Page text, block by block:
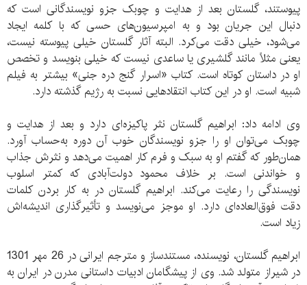
پیوستند، گلستان بعد از هدایت و چوبک جزو نویسندگانی است که
دنبال این جریان بود و به امپرسیون‌های حسی که با کلمه ایجاد
می‌شود، خیلی دقت می‌کرد. البته آثار گلستان خیلی پیوسته نیست،
یعنی مثلاً مانند گلشیری یا ساعدی نیست که خیلی بنویسد و تخصص
او در داستان کوتاه است. کتاب «اسرار گنج دره جنی» بیشتر به فیلم
شبیه است. او در این کتاب انتقادهایی نسبت به رژیم گذشته دارد.
وی ادامه داد: ابراهیم گلستان نثر پاکیزه‌ای دارد و بعد از هدایت و
چوبک می‌توان او را جزو نویسندگان خوب آن دوره به‌حساب آورد.
همان‌طور که گفتم او به سبک و فرم کار اهمیت می‌دهد و نثرش جذاب
و خواندنی است. بر خلاف محمود دولت‌آبادی که کمتر اسلوب
نویسندگی را رعایت می‌کند. ابراهیم گلستان در به کار بردن کلمات
دقت فوق‌العاده‌ای دارد. او موجز می‌نویسد و تأثیرگذاری اندیشه‌اش
زیاد است.
ابراهیم گلستان، نویسنده، مستندساز و مترجم ایرانی در 26 مهر 1301
در شیراز متولد شد. وی از پیشگامان ادبیات داستانی مدرن در ایران به